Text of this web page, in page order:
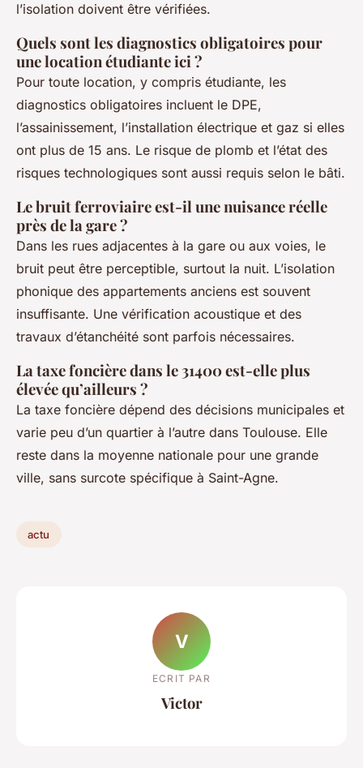
l’isolation doivent être vérifiées.
Quels sont les diagnostics obligatoires pour
une location étudiante ici ?
Pour toute location, y compris étudiante, les
diagnostics obligatoires incluent le DPE,
l’assainissement, l’installation électrique et gaz si elles
ont plus de 15 ans. Le risque de plomb et l’état des
risques technologiques sont aussi requis selon le bâti.
Le bruit ferroviaire est-il une nuisance réelle
près de la gare ?
Dans les rues adjacentes à la gare ou aux voies, le
bruit peut être perceptible, surtout la nuit. L’isolation
phonique des appartements anciens est souvent
insuffisante. Une vérification acoustique et des
travaux d’étanchéité sont parfois nécessaires.
La taxe foncière dans le 31400 est-elle plus
élevée qu’ailleurs ?
La taxe foncière dépend des décisions municipales et
varie peu d’un quartier à l’autre dans Toulouse. Elle
reste dans la moyenne nationale pour une grande
ville, sans surcote spécifique à Saint-Agne.
actu
V
ECRIT PAR
Victor